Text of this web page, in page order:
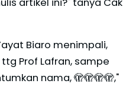
Biaro menimpali,
Prof Lafran, sampe
nama, 🫣🫣🫣🫣,"